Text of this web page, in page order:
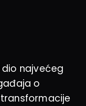
dio najvećeg
o